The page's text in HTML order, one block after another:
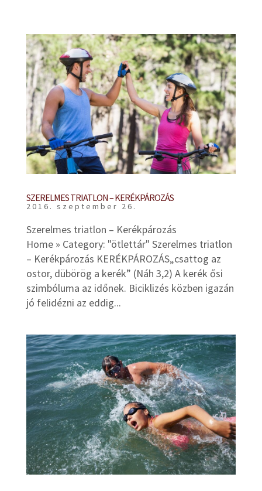
SZERELMES TRIATLON – KERÉKPÁROZÁS
2016. szeptember 26.
Szerelmes triatlon – Kerékpározás
Home » Category: "ötlettár" Szerelmes triatlon
– Kerékpározás KERÉKPÁROZÁS„csattog az
ostor, dübörög a kerék” (Náh 3,2) A kerék ősi
szimbóluma az időnek. Biciklizés közben igazán
jó felidézni az eddig...